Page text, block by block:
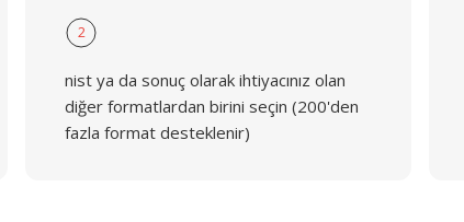
2
nist ya da sonuç olarak ihtiyacınız olan
diğer formatlardan birini seçin (200'den
fazla format desteklenir)